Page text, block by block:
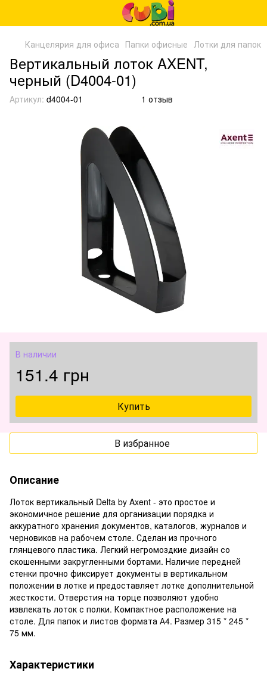
Канцелярия для офиса Папки офисные Лотки для папок
Вертикальный лоток AXENT,
черный (D4004-01)
Артикул: d4004-01 1 отзыв
В наличии
151.4 грн
Купить
В избранное
Описание
Лоток вертикальный Delta by Axent - это простое и
экономичное решение для организации порядка и
аккуратного хранения документов, каталогов, журналов и
черновиков на рабочем столе. Сделан из прочного
глянцевого пластика. Легкий негромоздкие дизайн со
скошенными закругленными бортами. Наличие передней
стенки прочно фиксирует документы в вертикальном
положении в лотке и предоставляет лотке дополнительной
жесткости. Отверстия на торце позволяют удобно
извлекать лоток с полки. Компактное расположение на
столе. Для папок и листов формата А4. Размер 315 * 245 *
75 мм.
Характеристики